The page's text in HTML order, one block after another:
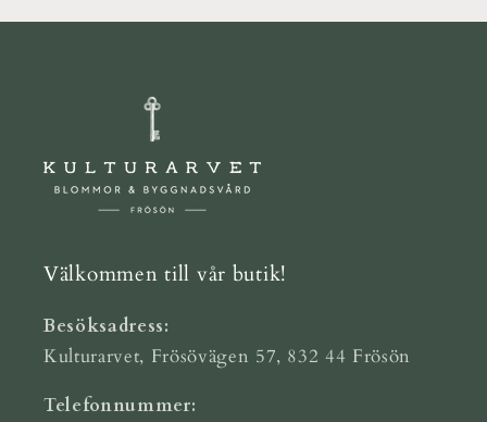
Välkommen till vår butik!
Besöksadress:
Kulturarvet, Frösövägen 57, 832 44 Frösön
Telefonnummer: